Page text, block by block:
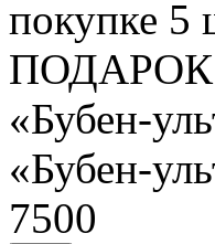
покупке 5
ПОДАРОК!
«Бубен-
«Бубен-
7500